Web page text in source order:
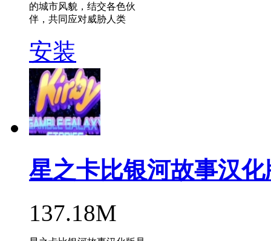
的城市风貌，结交各色伙
伴，共同应对威胁人类
安装
星之卡比银河故事汉化
137.18M